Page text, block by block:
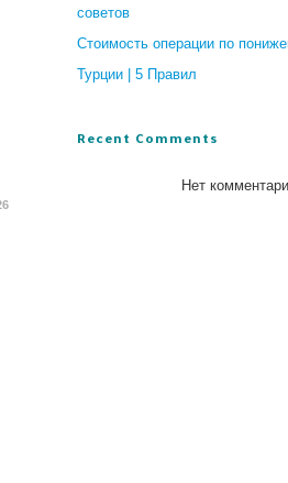
советов
Стоимость операции по
Турции | 5 Правил
Recent Comments
Нет